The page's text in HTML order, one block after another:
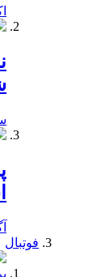
فوتبال